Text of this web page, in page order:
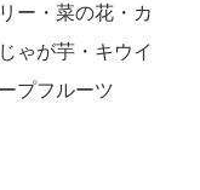
ー・菜の花・カ
ゃが芋・キウイ
プフルーツ